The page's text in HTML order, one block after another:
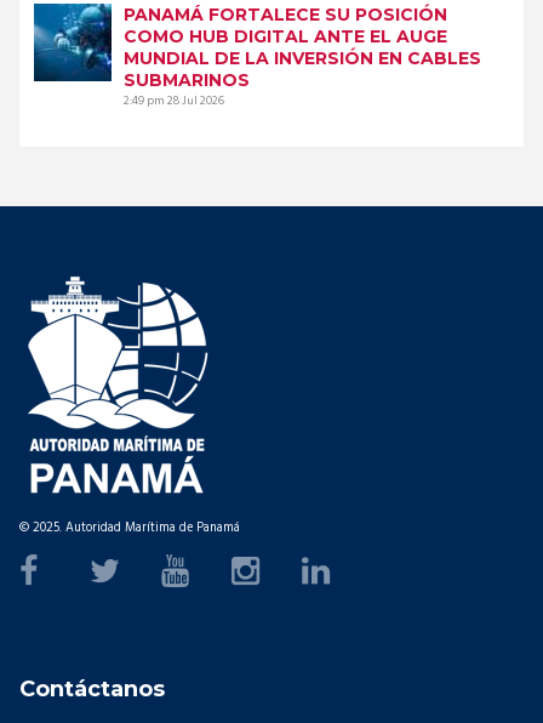
PANAMÁ FORTALECE SU POSICIÓN
COMO HUB DIGITAL ANTE EL AUGE
MUNDIAL DE LA INVERSIÓN EN CABLES
SUBMARINOS
2:49 pm28 Jul 2026
© 2025. Autoridad Marítima de Panamá
Contáctanos